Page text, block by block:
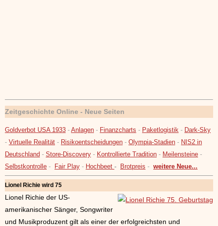
Zeitgeschichte Online - Neue Seiten
Goldverbot USA 1933 - Anlagen - Finanzcharts - Paketlogistik - Dark-Sky
- Virtuelle Realität - Risikoentscheidungen - Olympia-Stadien - NIS2 in
Deutschland - Store-Discovery - Kontrollierte Tradition - Meilensteine -
Selbstkontrolle - Fair Play - Hochbeet - Brotpreis - weitere Neue...
Lionel Richie wird 75
Lionel Richie der US-
amerikanischer Sänger, Songwriter
und Musikproduzent gilt als einer der erfolgreichsten und